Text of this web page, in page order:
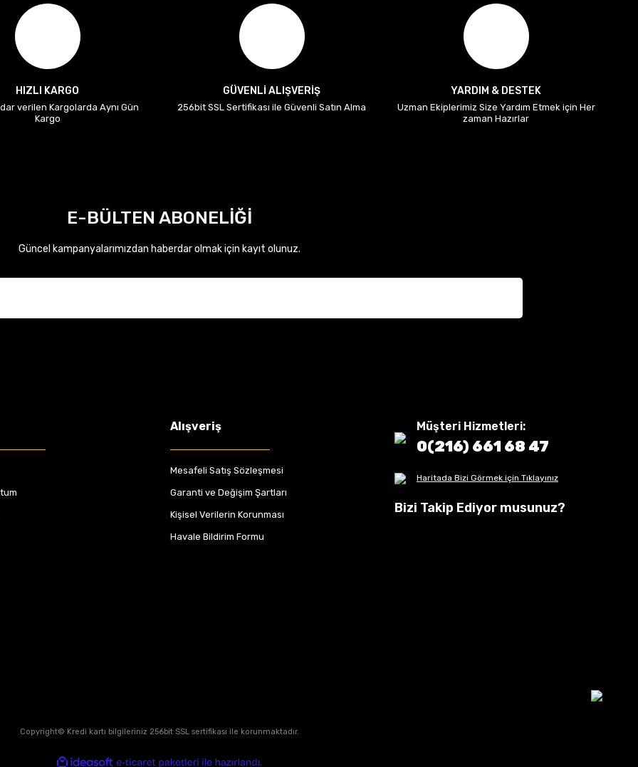
HIZLI KARGO
verilen Kargolarda Aynı Gün
Kargo
GÜVENLİ ALIŞVERİŞ
256bit SSL Sertifikası ile Güvenli Satın Alma
YARDIM & DESTEK
Uzman Ekiplerimiz Size Yardım Etmek için Her
zaman Hazırlar
E-BÜLTEN ABONELİĞİ
Güncel kampanyalarımızdan haberdar olmak için kayıt olunuz.
Alışveriş
Mesafeli Satış Sözleşmesi
Garanti ve Değişim Şartları
Kişisel Verilerin Korunması
Havale Bildirim Formu
Müşteri Hizmetleri:
0(216) 661 68 47
Haritada Bizi Görmek için Tıklayınız
Bizi Takip Ediyor musunuz?
Copyright© Kredi kartı bilgileriniz 256bit SSL sertifikası ile korunmaktadır.
ideasoft e-